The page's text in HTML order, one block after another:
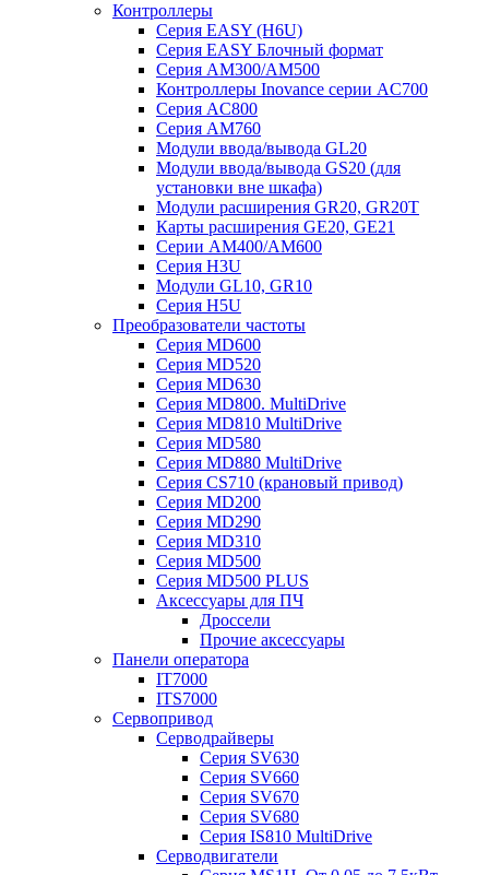
Контроллеры
Серия EASY (H6U)
Серия EASY Блочный формат
Серия AM300/AM500
Контроллеры Inovance серии AC700
Серия AC800
Серия AM760
Модули ввода/вывода GL20
Модули ввода/вывода GS20 (для
установки вне шкафа)
Модули расширения GR20, GR20T
Карты расширения GE20, GE21
Серии AM400/AM600
Серия H3U
Модули GL10, GR10
Серия H5U
Преобразователи частоты
Серия MD600
Серия MD520
Серия MD630
Серия MD800. MultiDrive
Серия MD810 MultiDrive
Серия MD580
Серия MD880 MultiDrive
Серия CS710 (крановый привод)
Серия MD200
Серия MD290
Серия MD310
Серия MD500
Серия MD500 PLUS
Аксессуары для ПЧ
Дроссели
Прочие аксессуары
Панели оператора
IT7000
ITS7000
Сервопривод
Серводрайверы
Серия SV630
Серия SV660
Серия SV670
Серия SV680
Серия IS810 MultiDrive
Серводвигатели